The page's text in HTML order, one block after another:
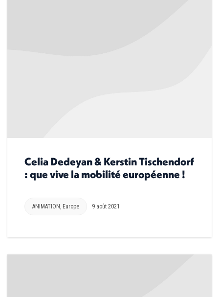
Celia Dedeyan & Kerstin Tischendorf
: que vive la mobilité européenne !
ANIMATION , Europe 9 août 2021